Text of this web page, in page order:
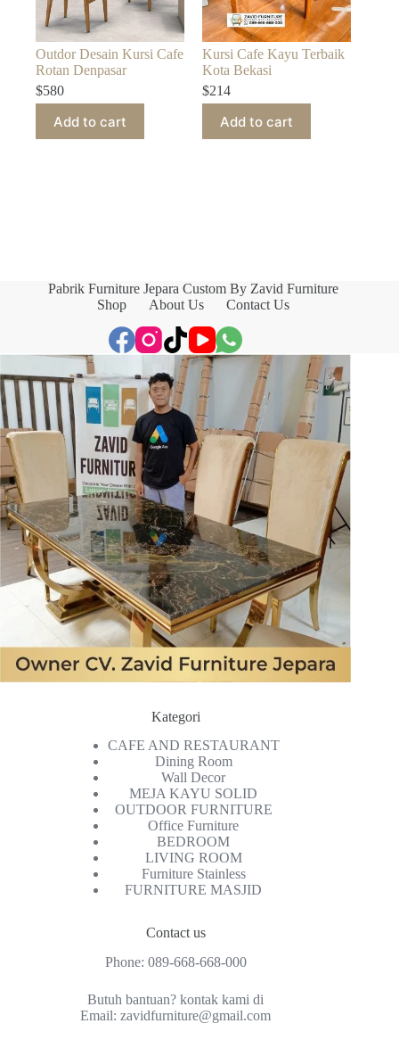
Outdor Desain Kursi Cafe
Rotan Denpasar
$580
Add to cart
Kursi Cafe Kayu Terbaik
Kota Bekasi
$214
Add to cart
Pabrik Furniture Jepara Custom By Zavid Furniture
Shop
About Us Contact Us
Kategori
CAFE AND RESTAURANT
Dining Room
Wall Decor
MEJA KAYU SOLID
OUTDOOR FURNITURE
Office Furniture
BEDROOM
LIVING ROOM
Furniture Stainless
FURNITURE MASJID
Contact us
Phone: 089-668-668-000
Butuh bantuan? kontak kami di
Email:zavidfurniture@gmail.com